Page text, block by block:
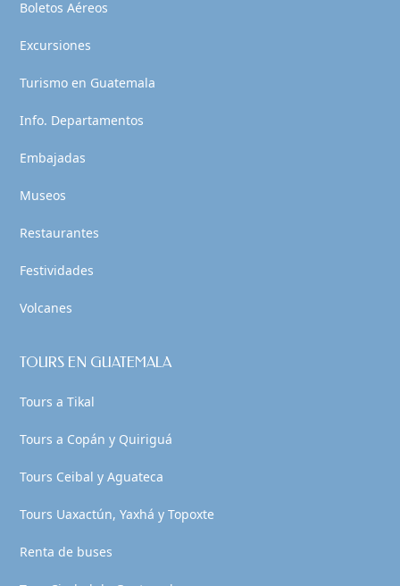
Boletos Aéreos
Excursiones
Turismo en Guatemala
Info. Departamentos
Embajadas
Museos
Restaurantes
Festividades
Volcanes
TOURS EN GUATEMALA
Tours a Tikal
Tours a Copán y Quiriguá
Tours Ceibal y Aguateca
Tours Uaxactún, Yaxhá y Topoxte
Renta de buses